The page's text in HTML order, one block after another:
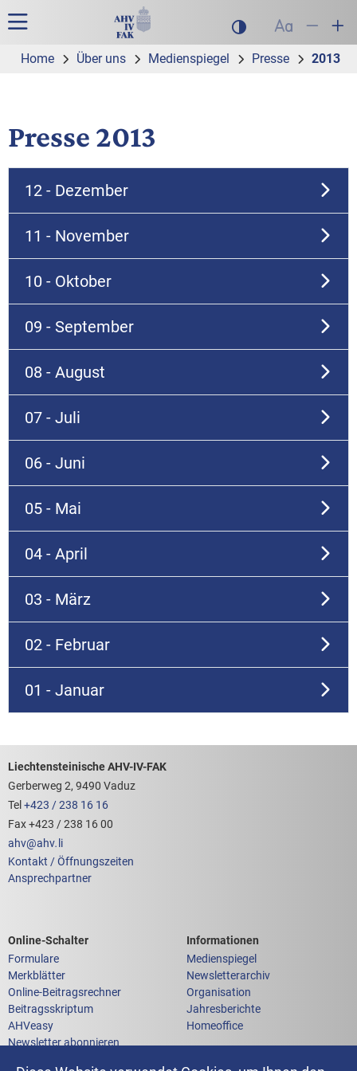
Zur Hauptnavigation
Zum Inhalt
Suche
Hauptnavigation Dunklen Modus
Schrift auf
Schrift
Home Über uns Medienspiegel Presse 2013
Presse 2013
12 - Dezember
11 - November
10 - Oktober
09 - September
08 - August
07 - Juli
06 - Juni
05 - Mai
04 - April
03 - März
02 - Februar
01 - Januar
Footerbereich mit hilfreichen Links
Liechtensteinische AHV-IV-FAK
Gerberweg 2, 9490 Vaduz
Tel +423 / 238 16 16
Fax +423 / 238 16 00
ahv@ahv. li
Kontakt / Öffnungszeiten
Ansprechpartner
Links zum
Online-Schalter
Formulare
Merkblätter
Online-Beitragsrechner
Beitragsskriptum
AHVeasy
Newsletter abonnieren
Links zu weiteren
Informationen
Medienspiegel
Newsletterarchiv
Organisation
Jahresberichte
Homeoffice